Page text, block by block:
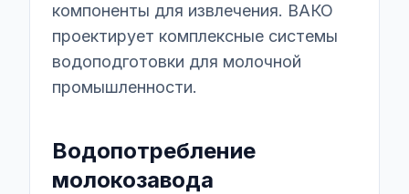
компоненты для извлечения. ВАКО
проектирует комплексные системы
водоподготовки для молочной
промышленности.
Водопотребление
молокозавода